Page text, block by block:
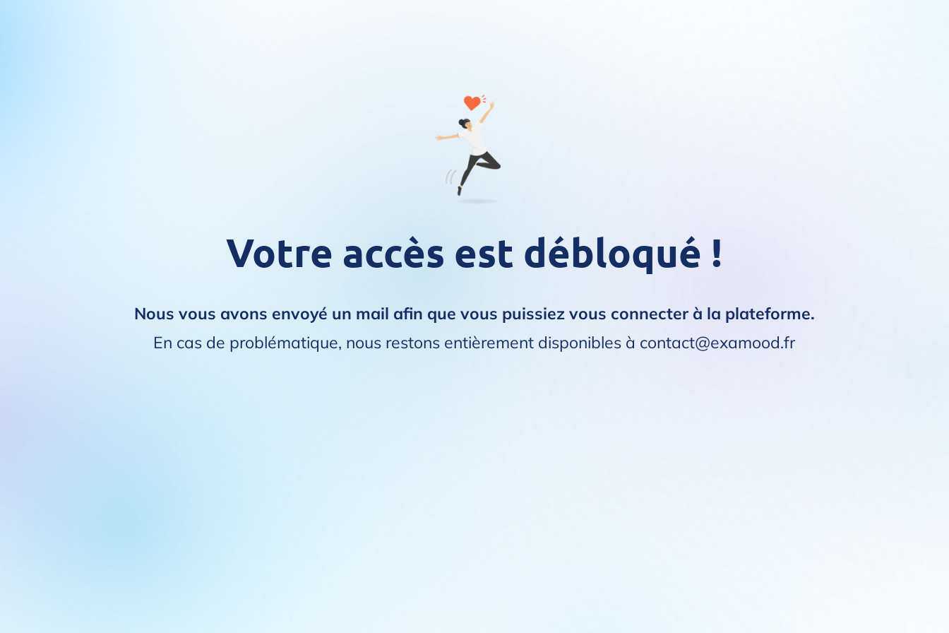
Votre accès est débloqué !
Nous vous avons envoyé un mail afin que vous puissiez vous connecter à la plateforme.
En cas de problématique, nous restons entièrement disponibles à contact@examood.fr